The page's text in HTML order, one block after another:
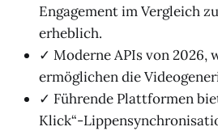
Engagement im Vergleich
erheblich.
✓ Moderne APIs von 2026,
ermöglichen die
✓ Führende Plattformen
Klick“-